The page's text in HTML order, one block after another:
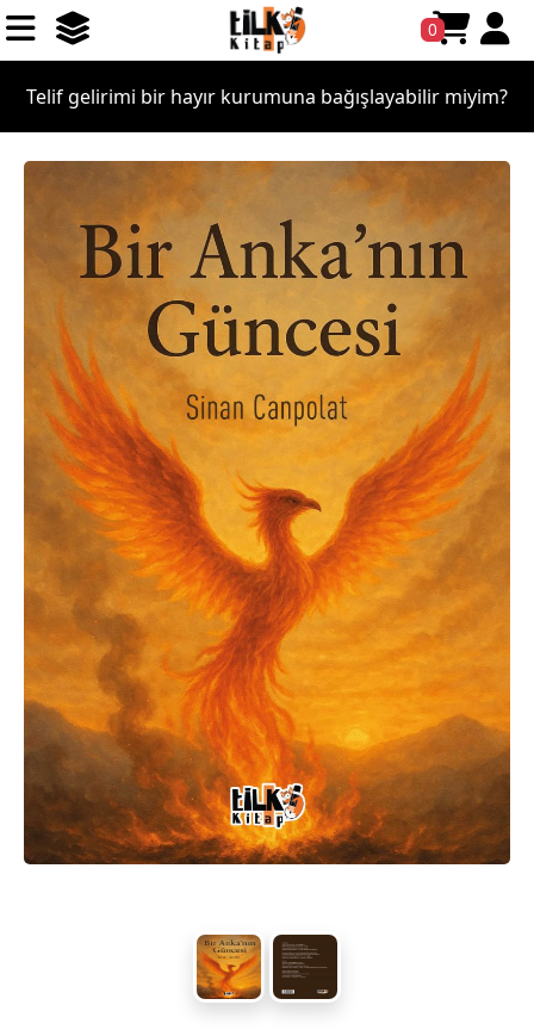
0
Telif gelirimi bir hayır kurumuna bağışlayabilir miyim?